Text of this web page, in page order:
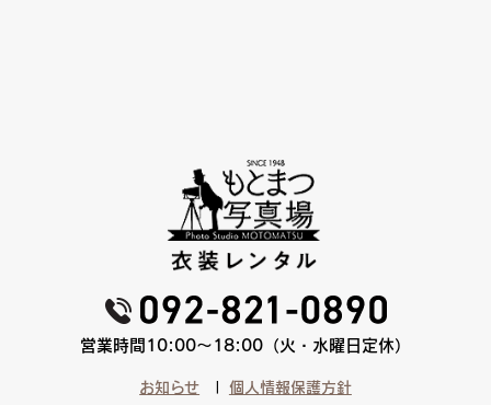
営業時間10:00〜18:00（火・水曜日定休）
お知らせ 個人情報保護方針